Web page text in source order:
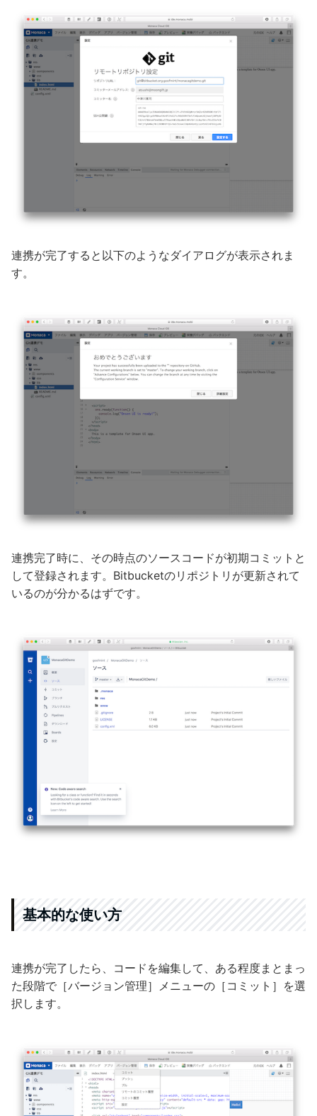
連携が完了すると以下のようなダイアログが表示されま
す。
連携完了時に、その時点のソースコードが初期コミットと
して登録されます。Bitbucketのリポジトリが更新されて
いるのが分かるはずです。
基本的な使い方
連携が完了したら、コードを編集して、ある程度まとまっ
た段階で［バージョン管理］メニューの［コミット］を選
択します。